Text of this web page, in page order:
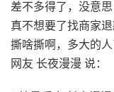
差不多得了，没意思
真不想要了找商家
撕啥撕啊，多大的人
网友 长夜漫漫 说：